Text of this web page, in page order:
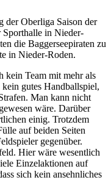
der Oberliga Saison der
Sporthalle in Nieder-
die Baggerseepiraten zu
in Nieder-Roden.
kein Team mit mehr als
gutes Handballspiel,
Man kann nicht
wäre. Darüber
einig. Trotzdem
auf beiden Seiten
gegenüber.
Hier wäre wesentlich
Einzelaktionen auf
sich kein ansehnliches